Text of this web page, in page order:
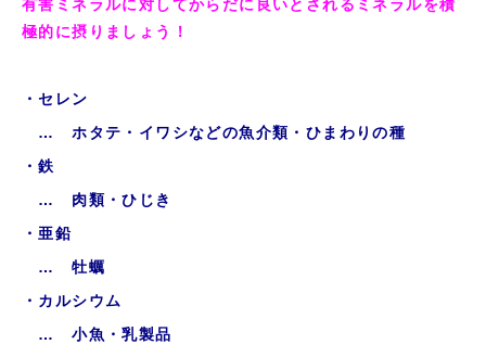
有害ミネラルに対してからだに良いとされるミネラルを積
極的に摂りましょう！
・セレン
… ホタテ・イワシなどの魚介類・ひまわりの種
・鉄
… 肉類・ひじき
・亜鉛
… 牡蠣
・カルシウム
… 小魚・乳製品